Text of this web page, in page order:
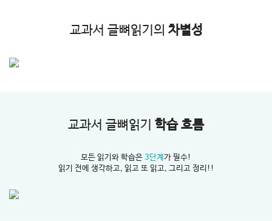
교과서 글뼈읽기의 차별성
교과서 글뼈읽기 학습 흐름
모든 읽기와 학습은 3단계 가 필수!
읽기 전에 생각하고, 읽고 또 읽고, 그리고 정리!!